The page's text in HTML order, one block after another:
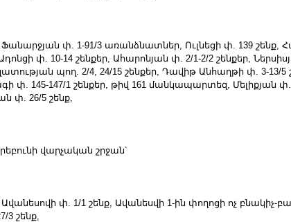
Ֆանարջյան փ. 1-91/3 առանձնատներ, Ուլնեցի փ. 139 շենք,
փ. 10-14 շենքեր, Ահարոնյան փ. 2/1-2/2 շենքեր,
պող. 2/4, 24/15 շենքեր, Դավիթ Անհաղթի փ. 3-13/5
փ. 145-147/1 շենքեր, թիվ 161 մանկապարտեզ, Մելիքյան փ.
փ. 26/5 շենք,
վարչական շրջան՝
Ավանեսովի փ. 1/1 շենք, Ավանեսվի 1-ին փողոցի ոչ բնակիչ-
3 շենք,